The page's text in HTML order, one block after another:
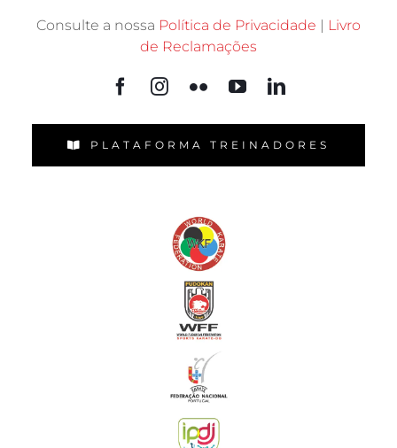
Consulte a nossa Política de Privacidade | Livro
de Reclamações
PLATAFORMA TREINADORES